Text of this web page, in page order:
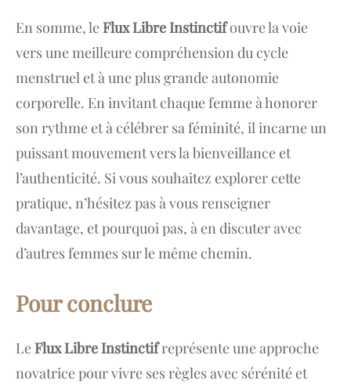
En somme, leFlux Libre Instinctifouvre la voie
vers une meilleure compréhension du cycle
menstruel et à une plus grande autonomie
corporelle. En invitant chaque femme à honorer
son rythme et à célébrer sa féminité, il incarne un
puissant mouvement vers la bienveillance et
l’authenticité. Si vous souhaitez explorer cette
pratique, n’hésitez pas à vous renseigner
davantage, et pourquoi pas, à en discuter avec
d’autres femmes sur le même chemin.
Pour conclure
LeFlux Libre Instinctifreprésente une approche
novatrice pour vivre ses règles avec sérénité et